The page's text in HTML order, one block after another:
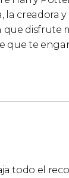
la creadora
disfrute
que te
todo el